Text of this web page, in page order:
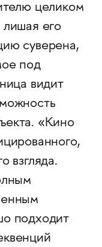
целиком
лишая его
суверена,
под
видит
«Кино
взгляда.
подходит